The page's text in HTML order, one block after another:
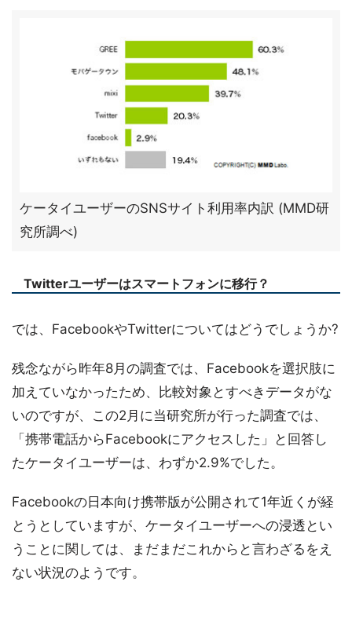
ケータイユーザーのSNSサイト利用率内訳 (MMD研
究所調べ)
Twitterユーザーはスマートフォンに移行？
では、FacebookやTwitterについてはどうでしょうか?
残念ながら昨年8月の調査では、Facebookを選択肢に
加えていなかったため、比較対象とすべきデータがな
いのですが、この2月に当研究所が行った調査では、
「携帯電話からFacebookにアクセスした」と回答し
たケータイユーザーは、わずか2.9%でした。
Facebookの日本向け携帯版が公開されて1年近くが経
とうとしていますが、ケータイユーザーへの浸透とい
うことに関しては、まだまだこれからと言わざるをえ
ない状況のようです。